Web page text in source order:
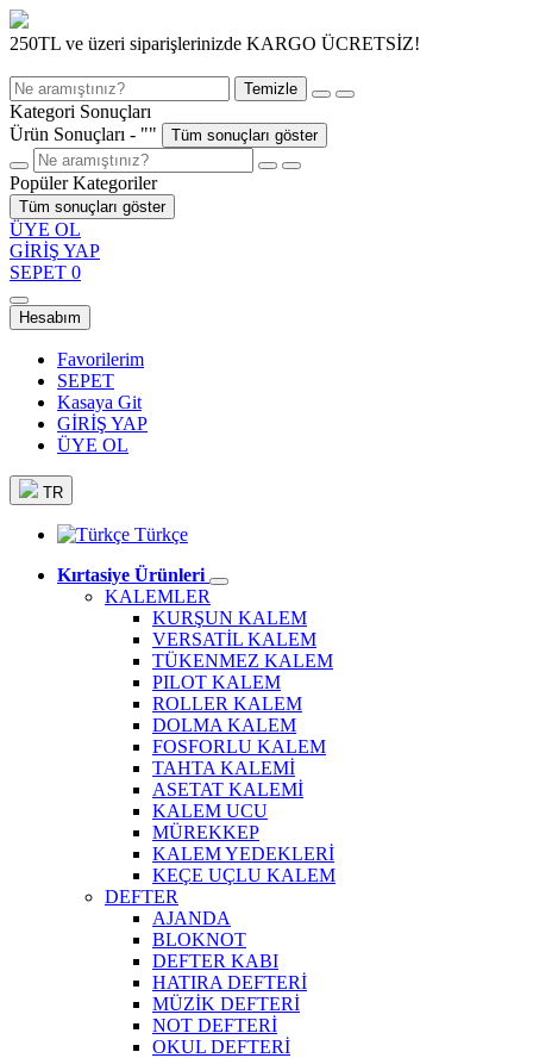
250TL ve üzeri siparişlerinizde KARGO ÜCRETSİZ!
Temizle
Kategori Sonuçları
Ürün Sonuçları - "" Tüm sonuçları göster
Popüler Kategoriler
Tüm sonuçları göster
ÜYE OL
GİRİŞ YAP
SEPET 0
Hesabım
Favorilerim
SEPET
Kasaya Git
GİRİŞ YAP
ÜYE OL
TR
Türkçe
Kırtasiye Ürünleri
KALEMLER
KURŞUN KALEM
VERSATİL KALEM
TÜKENMEZ KALEM
PILOT KALEM
ROLLER KALEM
DOLMA KALEM
FOSFORLU KALEM
TAHTA KALEMİ
ASETAT KALEMİ
KALEM UCU
MÜREKKEP
KALEM YEDEKLERİ
KEÇE UÇLU KALEM
DEFTER
AJANDA
BLOKNOT
DEFTER KABI
HATIRA DEFTERİ
MÜZİK DEFTERİ
NOT DEFTERİ
OKUL DEFTERİ